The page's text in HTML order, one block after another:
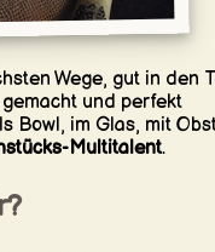
Wege, gut in den
und perfekt
Bowl, im Glas, mit
Multitalent.